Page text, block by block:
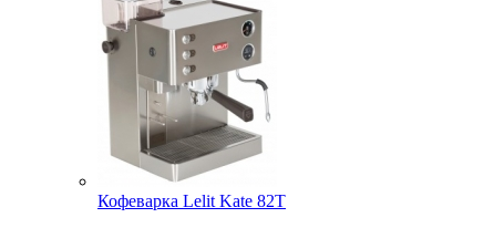
Кофеварка Lelit Kate 82T